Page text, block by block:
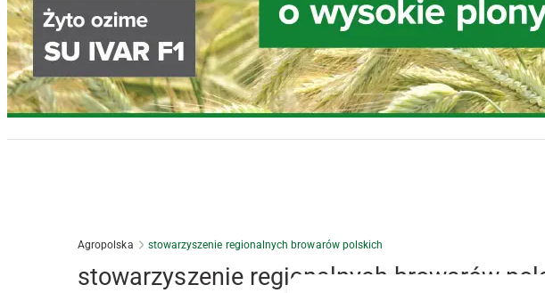
Agropolska stowarzyszenie regionalnych browarów polskich
stowarzyszenie regionalnych browarów